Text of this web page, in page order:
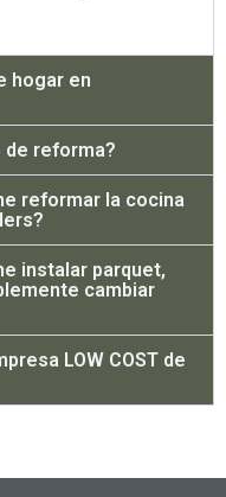
hogar en
de reforma?
reformar la cocina
instalar parquet,
cambiar
LOW COST de